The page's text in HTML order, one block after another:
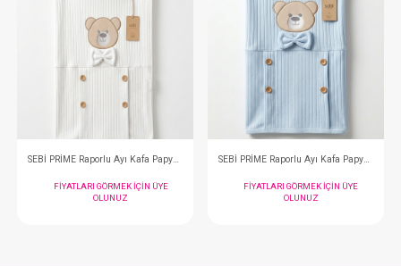
OLUNUZ
SEBİ BATTANİYE
OLUNUZ